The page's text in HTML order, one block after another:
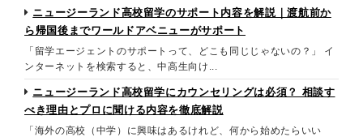
ニュージーランド高校留学のサポート内容を解説｜渡航前か
ら帰国後までワールドアベニューがサポート
「留学エージェントのサポートって、どこも同じじゃないの？」 イ
ンターネットを検索すると、中高生向け...
ニュージーランド高校留学にカウンセリングは必須？ 相談す
べき理由とプロに聞ける内容を徹底解説
「海外の高校（中学）に興味はあるけれど、何から始めたらいい